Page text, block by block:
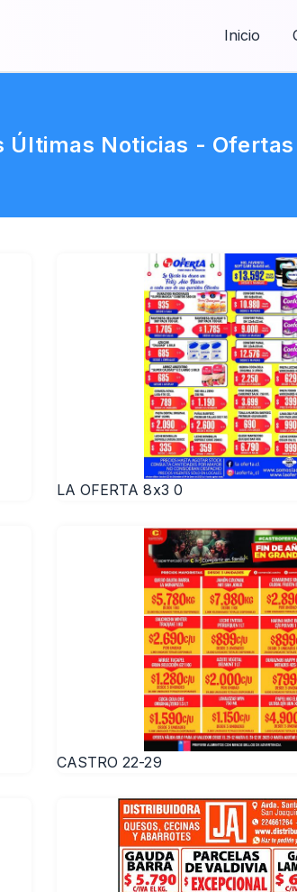
Inicio
Últimas Noticias -
LA OFERTA 8x3 0
CASTRO 22-29